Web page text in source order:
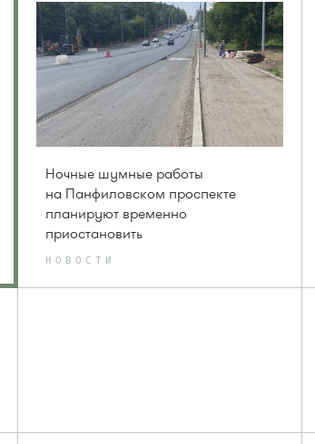
Ночные шумные работы
на Панфиловском проспекте
планируют временно
приостановить
НОВОСТИ